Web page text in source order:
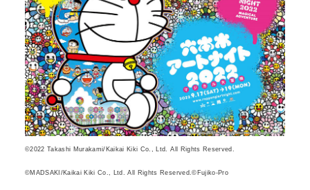
©2022 Takashi Murakami/Kaikai Kiki Co., Ltd. All Rights Reserved.
©MADSAKI/Kaikai Kiki Co., Ltd. All Rights Reserved.©Fujiko-Pro